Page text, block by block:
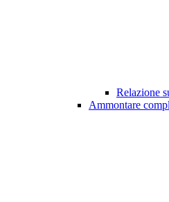
Relazione
Ammontare